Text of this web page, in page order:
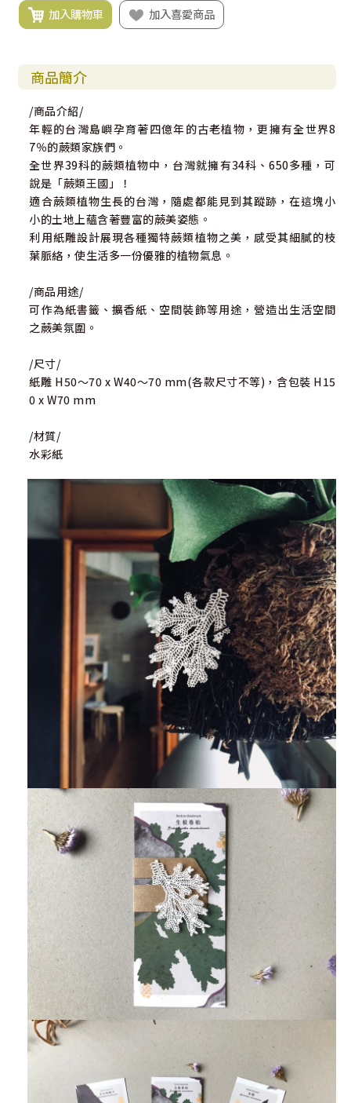
加入購物車 加入喜愛商品
商品簡介
/商品介紹/
年輕的台灣島嶼孕育著四億年的古老植物，更擁有全世界8
7％的蕨類家族們。
全世界39科的蕨類植物中，台灣就擁有34科、650多種，可
說是「蕨類王國」！
適合蕨類植物生長的台灣，隨處都能見到其蹤跡，在這塊小
小的土地上蘊含著豐富的蕨美姿態。
利用紙雕設計展現各種獨特蕨類植物之美，感受其細膩的枝
葉脈絡，使生活多一份優雅的植物氣息。
/商品用途/
可作為紙書籤、擴香紙、空間裝飾等用途，營造出生活空間
之蕨美氛圍。
/尺寸/
紙雕 H50～70 x W40～70 mm(各款尺寸不等)，含包裝 H15
0 x W70 mm
/材質/
水彩紙